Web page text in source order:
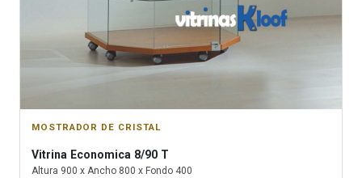
MOSTRADOR DE CRISTAL
Vitrina Economica 8/90 T
Altura 900 x Ancho 800 x Fondo 400